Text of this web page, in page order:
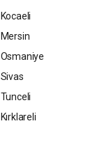
Kocaeli
Mersin
Osmaniye
Sivas
Tunceli
Kırklareli